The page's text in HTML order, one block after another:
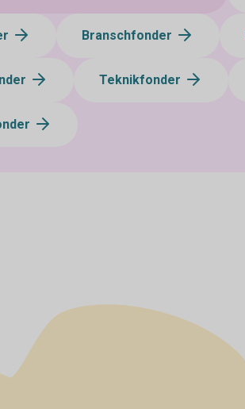
Branschfonder
Teknikfonder